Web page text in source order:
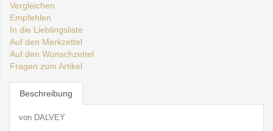
Vergleichen
Empfehlen
In die Lieblingsliste
Auf den Merkzettel
Auf den Wunschzettel
Fragen zum Artikel
Beschreibung
von DALVEY